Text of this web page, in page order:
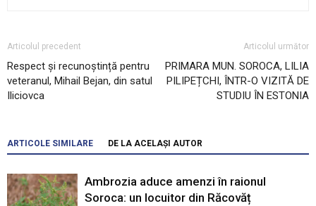
Articolul precedent
Respect și recunoștință pentru
veteranul, Mihail Bejan, din satul
Iliciovca
Articolul următor
PRIMARA MUN. SOROCA, LILIA
PILIPEȚCHI, ÎNTR-O VIZITĂ DE
STUDIU ÎN ESTONIA
ARTICOLE SIMILARE DE LA ACELAȘI AUTOR
Ambrozia aduce amenzi în raionul
Soroca: un locuitor din Răcovăț